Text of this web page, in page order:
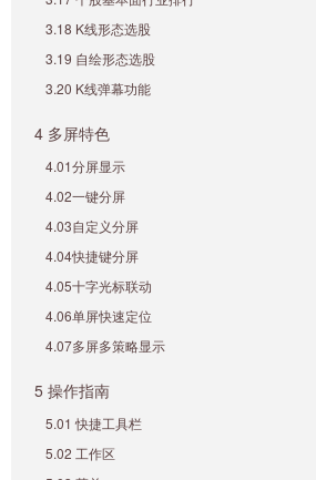
3.18 K线形态选股
3.19 自绘形态选股
3.20 K线弹幕功能
4 多屏特色
4.01分屏显示
4.02一键分屏
4.03自定义分屏
4.04快捷键分屏
4.05十字光标联动
4.06单屏快速定位
4.07多屏多策略显示
5 操作指南
5.01 快捷工具栏
5.02 工作区